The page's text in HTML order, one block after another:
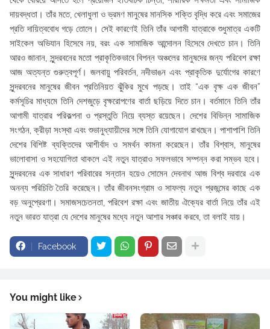
দায়বদ্ধতা। তাঁর মতে, খেলাধুলা ও ভ্রমণ মানুষের মানসিক শক্তি বৃদ্ধি করে এবং সমাজের
প্রতি দায়িত্ববোধ গড়ে তোলে। সেই কারণেই তিনি তাঁর আগামী যাত্রাকে শুধুমাত্র একটি
সাইকেল অভিযান হিসেবে নয়, বরং এক সামাজিক আন্দোলন হিসেবে দেখতে চান। তিনি
আরও জানান, সুন্দরবনের মতো প্রাকৃতিকভাবে বিপন্ন অঞ্চলের মানুষদের জন্য পরিবেশ রক্ষা
আজ অত্যন্ত গুরুত্বপূর্ণ। জলবায়ু পরিবর্তন, নদীভাঙন এবং প্রাকৃতিক দুর্যোগের কারণে
সুন্দরবনের মানুষের জীবন প্রতিনিয়ত ঝুঁকির মুখে পড়ছে। তাই “এক বৃক্ষ এক জীবন”
কর্মসূচির মাধ্যমে তিনি দেশজুড়ে বৃক্ষরোপণের বার্তা ছড়িয়ে দিতে চান। বর্তমানে তিনি তাঁর
আগামী যাত্রার পরিকল্পনা ও প্রস্তুতি নিয়ে ব্যস্ত রয়েছেন। দেশের বিভিন্ন সামাজিক
সংগঠন, ক্রীড়া সংস্থা এবং শুভানুধ্যায়ীদের সঙ্গে তিনি যোগাযোগ রাখছেন। পাশাপাশি তিনি
দেশের বিশিষ্ট ব্যক্তিদের আশীর্বাদ ও সমর্থন কামনা করেছেন। তাঁর বিশ্বাস, মানুষের
ভালোবাসা ও সহযোগিতা থাকলে এই নতুন যাত্রাও সফলভাবে সম্পন্ন করা সম্ভব হবে।
সুন্দরবনের এক সাধারণ পরিবারের সন্তান হয়েও সোমেন দেবনাথ আজ বিশ্ব দরবারে এক
অনন্য পরিচিতি তৈরি করেছেন। তাঁর জীবনসংগ্রাম ও সাফল্য নতুন প্রজন্মের কাছে এক
বড় অনুপ্রেরণা। সমাজসচেতনতা, পরিবেশ রক্ষা এবং জাতীয় ঐক্যের বার্তা নিয়ে তাঁর এই
নতুন ভারত যাত্রা যে দেশের মানুষের মধ্যে নতুন আশার সঞ্চার করবে, তা বলাই যায়।
Facebook
You might like